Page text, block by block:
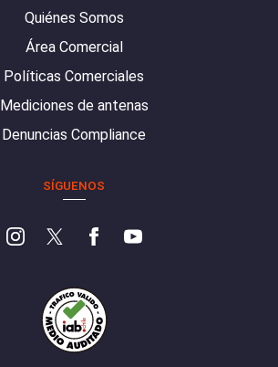
Quiénes Somos
Área Comercial
Políticas Comerciales
Mediciones de antenas
Denuncias Compliance
SÍGUENOS